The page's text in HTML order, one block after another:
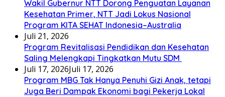
Wakil Gubernur NTT Dorong Penguatan Layanan
Kesehatan Primer, NTT Jadi Lokus Nasional
Program KITA SEHAT Indonesia–Australia
Juli 21, 2026
Program Revitalisasi Pendidikan dan Kesehatan
Saling Melengkapi Tingkatkan Mutu SDM
Juli 17, 2026Juli 17, 2026
Program MBG Tak Hanya Penuhi Gizi Anak, tetapi
Juga Beri Dampak Ekonomi bagi Pekerja Lokal